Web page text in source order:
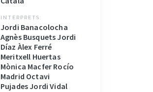
INTÈRPRETS:
Jordi Banacolocha
Agnès Busquets Jordi
Díaz Àlex Ferré
Meritxell Huertas
Mònica Macfer Rocío
Madrid Octavi
Pujades Jordi Vidal